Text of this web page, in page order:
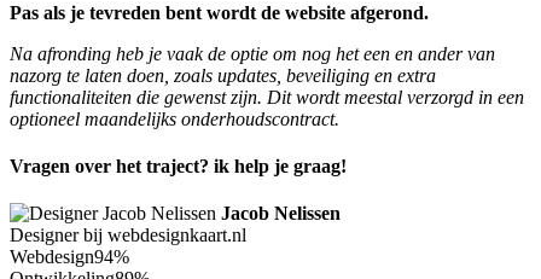
Pas als je tevreden bent wordt de website afgerond.
Na afronding heb je vaak de optie om nog het een en ander van
nazorg te laten doen, zoals updates, beveiliging en extra
functionaliteiten die gewenst zijn. Dit wordt meestal verzorgd in een
optioneel maandelijks onderhoudscontract.
Vragen over het traject? ik help je graag!
Jacob Nelissen
Designer bij webdesignkaart.nl
Webdesign94%